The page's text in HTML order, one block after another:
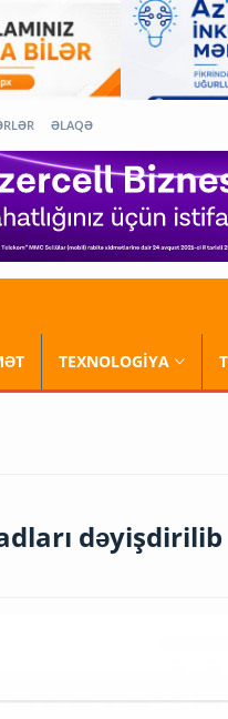
ƏLAQƏ
TEXNOLOGİYA
dəyişdirilib